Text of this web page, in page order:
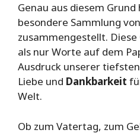
Genau aus diesem
besondere Sammlung
zusammengestellt. Diese
als nur Worte auf dem
Ausdruck unserer
Liebe und Dankbarkeit
Welt.
Ob zum Vatertag, zum